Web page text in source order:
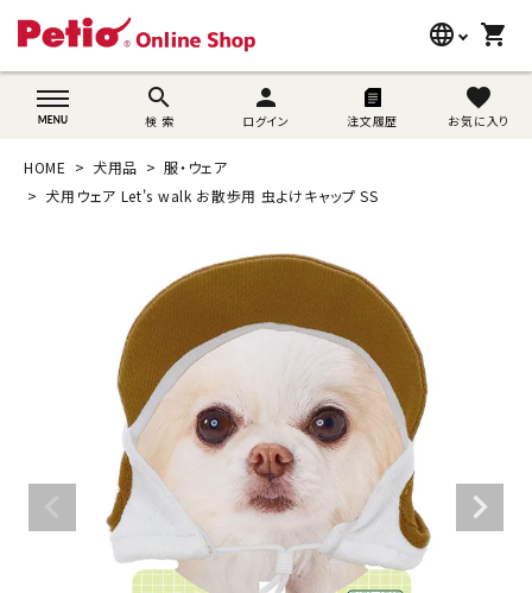
language
wovn-lang-name
shopping_cart
search
検 索
person
ログイン 注文履歴
favorite
お気に入り
search
猫用品
ブランド別に探す
目的別に探す
ご利用案内
ACCOUNT MENU
ようこそ ゲスト 様
HOME 犬用品
服・ウェア
犬用ウェア Let's walk お散歩用 虫よけキャップ SS